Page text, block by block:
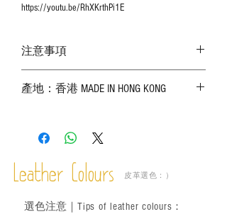
https://youtu.be/RhXKrthPi1E
注意事項
實物為準；
－ 植鞣皮革容易受環境、使用程度等產生
成後定期在皮面塗上皮革專用清潔劑及貂
鼠油等；
適合六歲以下兒童使用；六至十二歲兒童
產地：香港 MADE IN HONG KONG
Leather Colours 皮革選色：）
選色注意｜ Tips of leather colours ：